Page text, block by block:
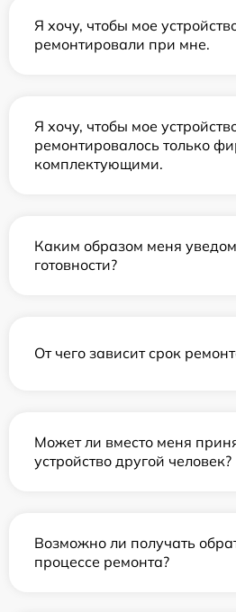
Я хочу, чтобы мое
ремонтировали при мне.
Я хочу, чтобы мое
ремонтировалось только
комплектующими.
Каким образом меня
готовности?
От чего зависит срок
Может ли вместо меня
устройство другой человек?
Возможно ли получать
процессе ремонта?